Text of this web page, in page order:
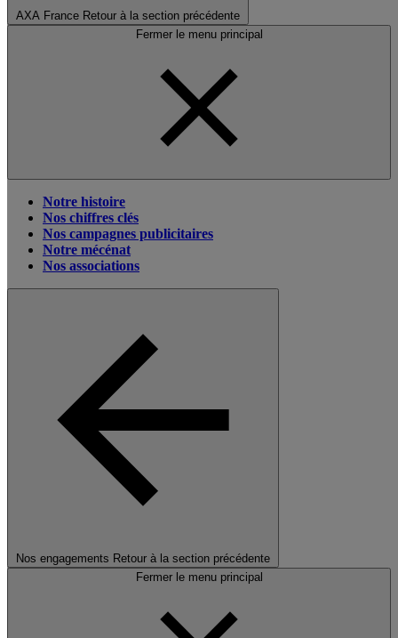
AXA France Retour à la section précédente
Fermer le menu principal
Notre histoire
Nos chiffres clés
Nos campagnes publicitaires
Notre mécénat
Nos associations
Nos engagements Retour à la section précédente
Fermer le menu principal